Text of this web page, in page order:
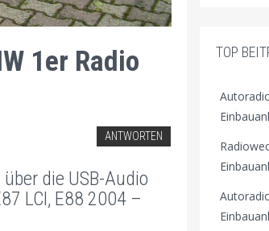
1er Radio
ANTWORTEN
die USB-Audio
LCI, E88 2004 –
TOP